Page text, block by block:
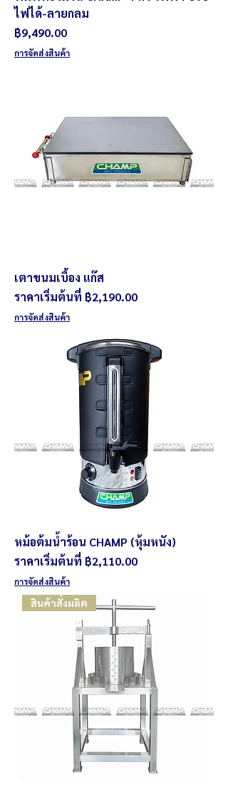
ไฟได้-ลายกลม
ราคา
฿9,490.00
การจัดส่งสินค้า
เตาขนมเบื้อง แก๊ส
ราคาเริ่มต้นที่ ฿2,190.00
ราคาขายลด
การจัดส่งสินค้า
หม้อต้มน้ำร้อน CHAMP (หุ้มหนัง)
ราคาเริ่มต้นที่ ฿2,110.00
ราคาขายลด
การจัดส่งสินค้า
สินค้าสั่งผลิต